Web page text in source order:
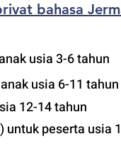
bahasa
usia 3-6 tahun
usia 6-11 tahun
12-14 tahun
) untuk peserta usia